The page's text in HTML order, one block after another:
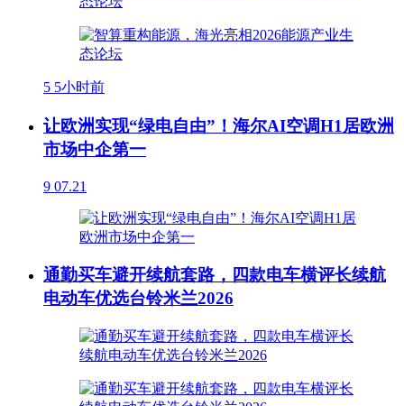
5 5小时前
让欧洲实现“绿电自由”！海尔AI空调H1居欧洲
市场中企第一
9 07.21
通勤买车避开续航套路，四款电车横评长续航
电动车优选台铃米兰2026